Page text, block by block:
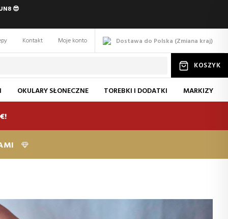
😎
Dostawa do Polska (Zmiana kraj)
Kontakt Moje konto
KOSZYK
OKULARY SŁONECZNE TOREBKI I DODATKI
MARKIZY